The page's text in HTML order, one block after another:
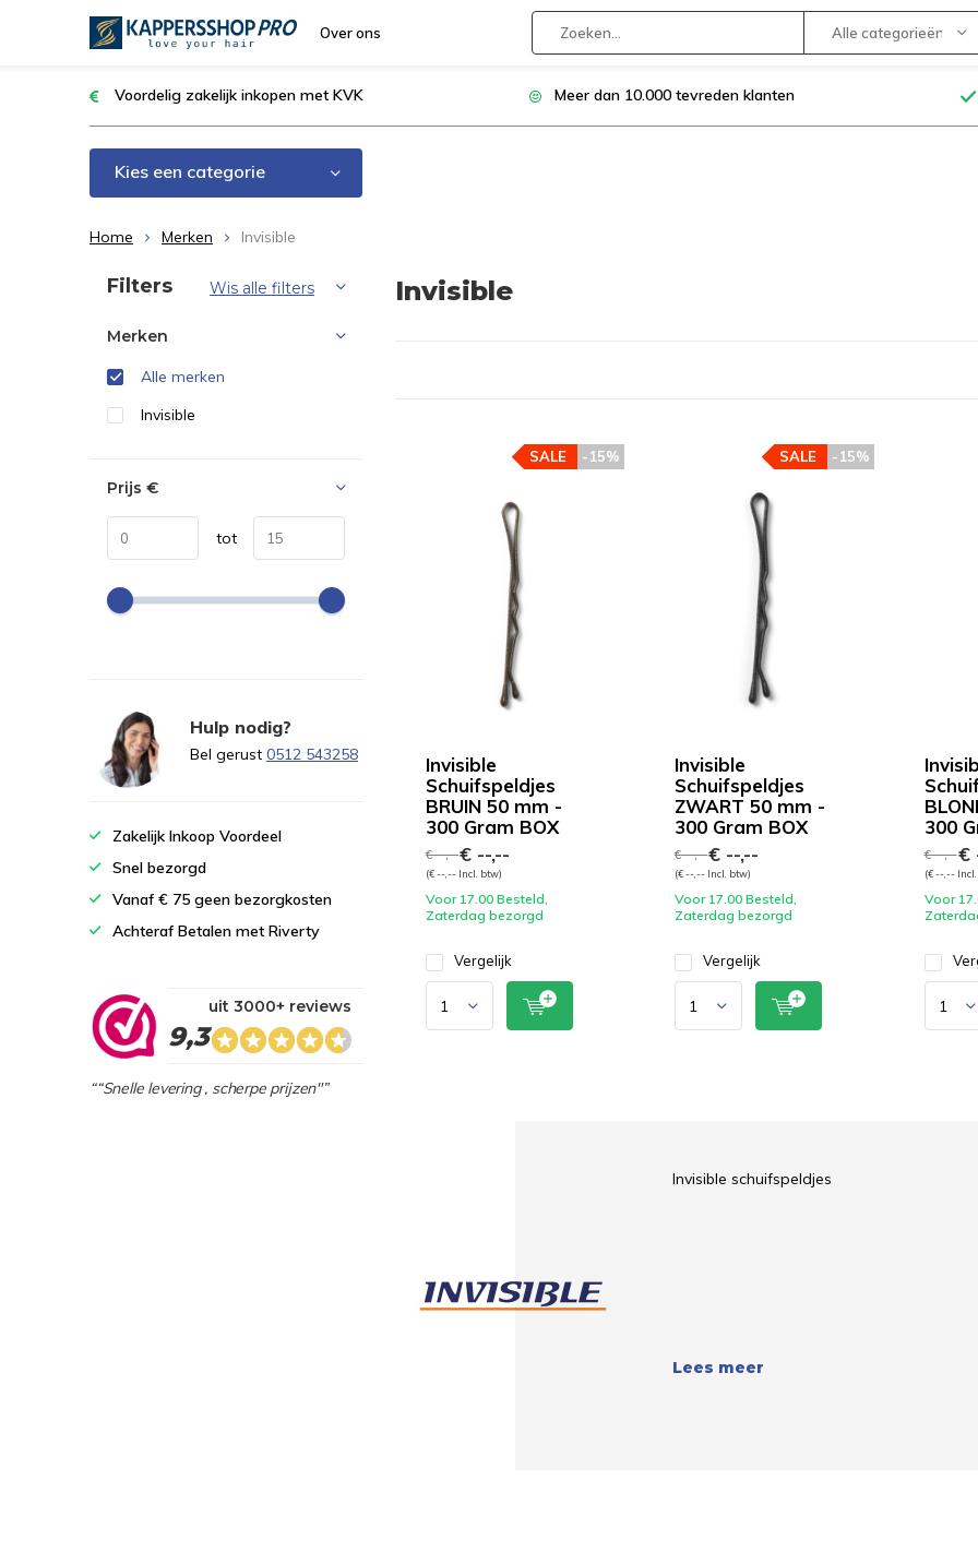
Over ons Alle categorieën
Voordelig zakelijk inkopen met KVK Meer dan 10.000 tevreden klanten
Kies een categorie
Home Merken Invisible
Invisible
Invisible
Schuifspeldjes
BRUIN 50 mm -
300 Gram BOX
-15%
SALE
€ --,--€ --,--
(€ --,-- Incl. btw)
Voor 17.00 Besteld,
Zaterdag bezorgd
Vergelijk
Invisible
Schuifspeldjes
ZWART 50 mm -
300 Gram BOX
-15%
SALE
€ --,--€ --,--
(€ --,-- Incl. btw)
Voor 17.00 Besteld,
Zaterdag bezorgd
Vergelijk
300
€ --,--€
(€ --,--
Voor
Invisible schuifspeldjes
Lees meer
Sorteren op:
Filters Wis alle filters
Merken
Alle merken
Invisible
Prijs €
tot
Hulp nodig?
Bel gerust 0512 543258
Zakelijk Inkoop Voordeel
Snel bezorgd
Vanaf € 75 geen bezorgkosten
Achteraf Betalen met Riverty
9,3
uit 3000+ reviews
““Snelle levering , scherpe prijzen"”